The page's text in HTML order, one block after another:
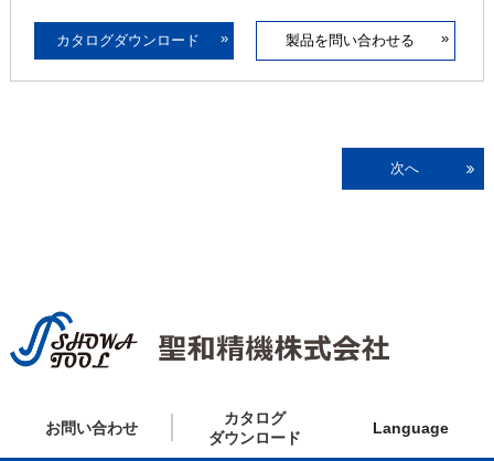
カタログダウンロード » 製品を問い合わせる »
次へ
お問い合わせ
カタログ
ダウンロード
Language